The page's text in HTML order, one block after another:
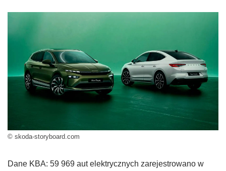
© skoda-storyboard.com
Dane KBA: 59 969 aut elektrycznych zarejestrowano w